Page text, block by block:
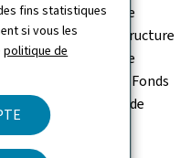
fins statistiques
si vous les
politique de
Gestion et contrôle
– Structure
– Groupe
traumatologique – Fonds
du Fonds national de
sociale.